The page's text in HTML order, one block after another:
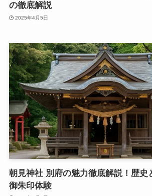
の徹底解説
2025年4月5日
朝見神社 別府の魅力徹底解説！歴史
御朱印体験